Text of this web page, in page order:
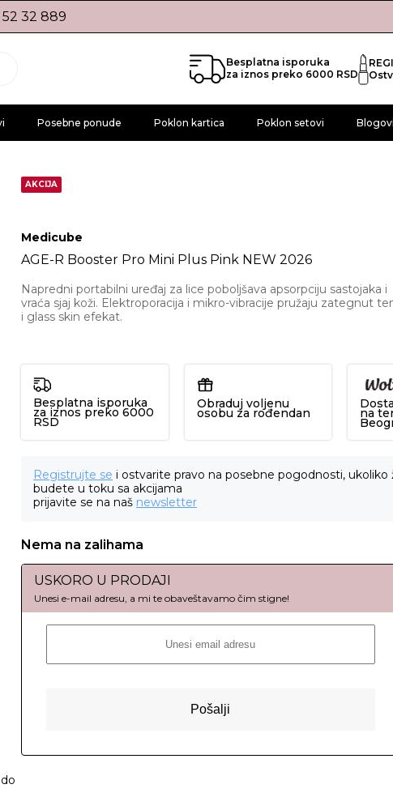
52 32 889
Besplatna isporuka
za iznos preko 6000 RSD
Posebne ponude Poklon kartica Poklon setovi Blogovi
AKCIJA
Medicube
AGE-R Booster Pro Mini Plus Pink NEW 2026
Napredni portabilni uređaj za lice poboljšava apsorpciju sastojaka i
vraća sjaj koži. Elektroporacija i mikro-vibracije pružaju zategnut
i glass skin efekat.
Besplatna isporuka
za iznos preko 6000
RSD
Obraduj voljenu
osobu za rođendan na
Registrujte se i ostvarite pravo na posebne pogodnosti, ukoliko
budete u toku sa akcijama
prijavite se na naš newsletter
Nema na zalihama
USKORO U PRODAJI